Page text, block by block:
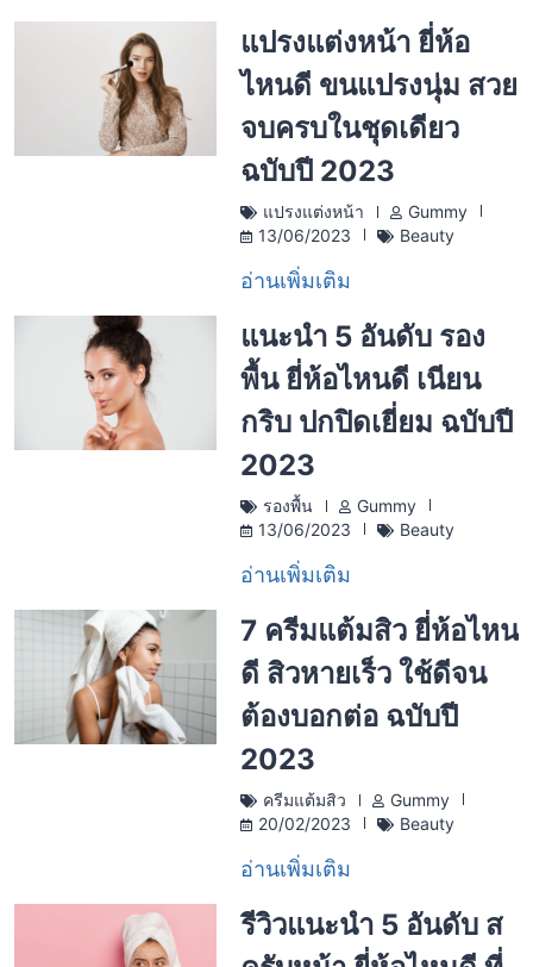
แปรงแต่งหน้า ยี่ห้อ
ไหนดี ขนแปรงนุ่ม สวย
จบครบในชุดเดียว
ฉบับปี 2023
แปรงแต่งหน้า
Gummy
13/06/2023
Beauty
อ่านเพิ่มเติม
แนะนำ 5 อันดับ รอง
พื้น ยี่ห้อไหนดี เนียน
กริบ ปกปิดเยี่ยม ฉบับปี
2023
รองพื้น
Gummy
13/06/2023
Beauty
อ่านเพิ่มเติม
7 ครีมแต้มสิว ยี่ห้อไหน
ดี สิวหายเร็ว ใช้ดีจน
ต้องบอกต่อ ฉบับปี
2023
ครีมแต้มสิว
Gummy
20/02/2023
Beauty
อ่านเพิ่มเติม
รีวิวแนะนำ 5 อันดับ ส